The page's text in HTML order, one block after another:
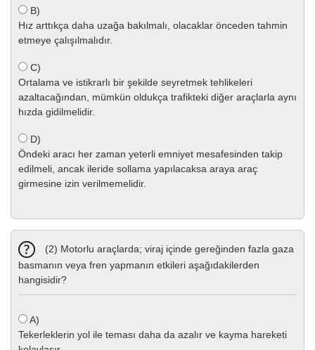
B)
Hız arttıkça daha uzağa bakılmalı, olacaklar önceden tahmin
etmeye çalışılmalıdır.
C)
Ortalama ve istikrarlı bir şekilde seyretmek tehlikeleri
azaltacağından, mümkün oldukça trafikteki diğer araçlarla aynı
hızda gidilmelidir.
D)
Öndeki aracı her zaman yeterli emniyet mesafesinden takip
edilmeli, ancak ileride sollama yapılacaksa araya araç
girmesine izin verilmemelidir.
(2) Motorlu araçlarda; viraj içinde gereğinden fazla gaza
basmanın veya fren yapmanın etkileri aşağıdakilerden
hangisidir?
A)
Tekerleklerin yol ile teması daha da azalır ve kayma hareketi